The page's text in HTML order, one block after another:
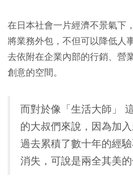
在日本社會一片經濟不景氣下
將業務外包，不但可以降低人
去依附在企業內部的行銷、營
創意的空間。
而對於像「生活大師」
的大叔們來說，因為加
過去累積了數十年的經
消失，可說是兩全其美的